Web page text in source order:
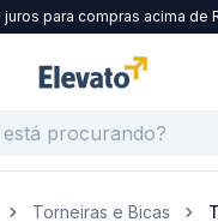
juros para compras acima de
Torneiras e Bicas